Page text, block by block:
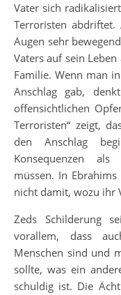
Vater sich
Terroristen
Augen sehr
Vaters auf sein
Familie. Wenn man
Anschlag gab,
offensichtlichen
Terroristen“ zeigt,
den Anschlag
Konsequenzen
müssen. In
nicht damit, wozu ihr
Zeds Schilderung
vorallem, dass
Menschen sind und
sollte, was ein
schuldig ist. Die